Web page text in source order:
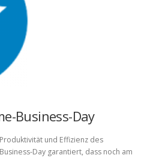
Business-Day
und Effizienz des
Day garantiert, dass noch am